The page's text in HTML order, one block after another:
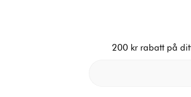
200 kr rabatt på